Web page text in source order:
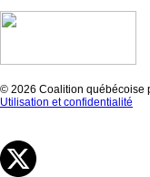
© 2026 Coalition québécoise
Utilisation et confidentialité